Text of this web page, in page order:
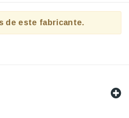
de este fabricante.